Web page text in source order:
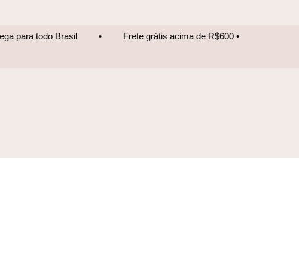
• Frete grátis acima de R$600 • Entrega para todo Brasil